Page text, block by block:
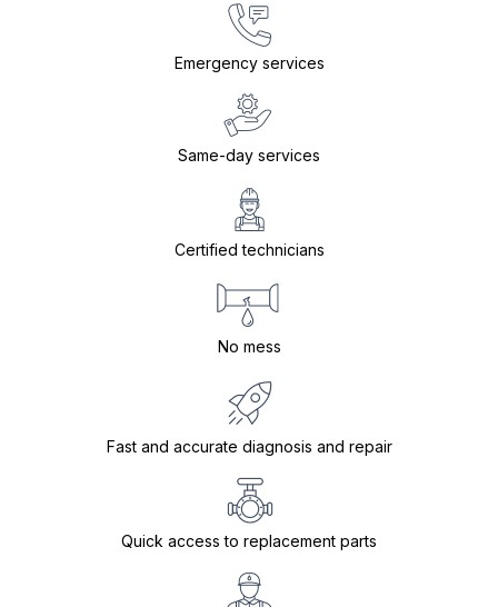
Emergency services
Same-day services
Certified technicians
No mess
Fast and accurate diagnosis and repair
Quick access to replacement parts